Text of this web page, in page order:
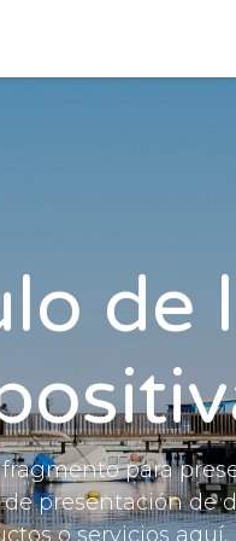
de
para
presentación de
o servicios